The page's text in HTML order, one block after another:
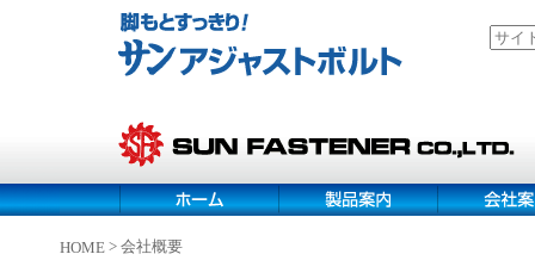
HOME > 会社概要